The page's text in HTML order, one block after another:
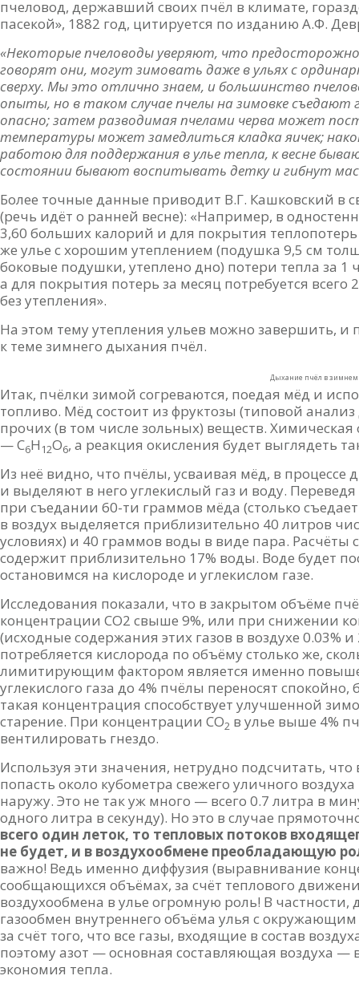
пчеловод, державший своих пчёл в климате,
пасекой», 1882 год, цитируется по изданию А.Ф.
«Некоторые пчеловоды уверяют, что
говорят они, могут зимовать даже в ульях с
сверху. Мы это отлично знаем, и большинство
опыты, но в таком случае пчелы на зимовке
опасно; затем разводимая пчелами черва может
температуры может замедлиться кладка яичек;
работою для поддержания в улье тепла, к весне
состоянии бывают воспитывать детку и гибнут
Более точные данные приводит В.Г. Кашковский в
(речь идёт о ранней весне): «Например, в
3,60 больших калорий и для покрытия теплопотерь
же улье с хорошим утеплением (подушка 9,5 см
боковые подушки, утеплено дно) потери тепла за 1
а для покрытия потерь за месяц потребуется всего
без утепления».
На этом тему утепления ульев можно завершить,
к теме зимнего дыхания пчёл.
Дыхание пчёл в зимнем
Итак, пчёлки зимой согреваются, поедая мёд и
топливо. Мёд состоит из фруктозы (типовой
прочих (в том числе зольных) веществ.
— С6Н 12О6, а реакция окисления будет выглядеть
Из неё видно, что пчёлы, усваивая мёд, в
и выделяют в него углекислый газ и воду.
при съедании 60-ти граммов мёда (столько
в воздух выделяется приблизительно 40 литров
условиях) и 40 граммов воды в виде пара. Расчёты
содержит приблизительно 17% воды. Воде будет
остановимся на кислороде и углекислом газе.
Исследования показали, что в закрытом объёме
концентрации СО2 свыше 9%, или при снижении
(исходные содержания этих газов в воздухе 0.03% и
потребляется кислорода по объёму столько же,
лимитирующим фактором является именно
углекислого газа до 4% пчёлы переносят
такая концентрация способствует улучшенной
старение. При концентрации СО2 в улье выше 4%
вентилировать гнездо.
Используя эти значения, нетрудно подсчитать,
попасть около кубометра свежего уличного
наружу. Это не так уж много — всего 0.7 литра в
одного литра в секунду). Но это в случае
всего один леток, то тепловых потоков
не будет, и в воздухообмене преобладающую
важно! Ведь именно диффузия (выравнивание
сообщающихся объёмах, за счёт теплового
воздухообмена в улье огромную роль! В
газообмен внутреннего объёма улья с
за счёт того, что все газы, входящие в состав
поэтому азот — основная составляющая воздуха —
экономия тепла.